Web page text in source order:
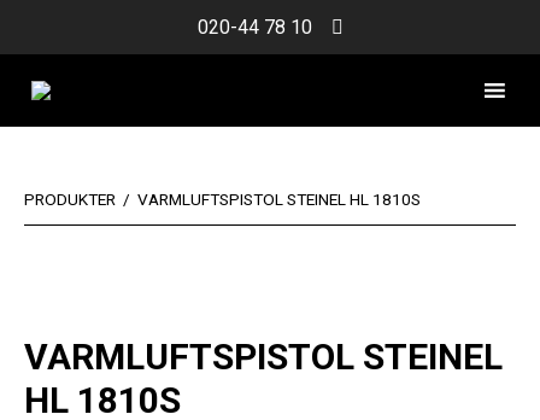
020-44 78 10
PRODUKTER / VARMLUFTSPISTOL STEINEL HL 1810S
VARMLUFTSPISTOL STEINEL
HL 1810S